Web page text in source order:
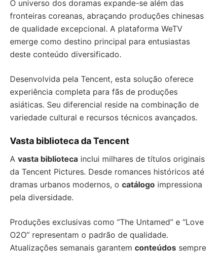
O universo dos doramas expande-se além das
fronteiras coreanas, abraçando produções chinesas
de qualidade excepcional. A plataforma WeTV
emerge como destino principal para entusiastas
deste conteúdo diversificado.
Desenvolvida pela Tencent, esta solução oferece
experiência completa para fãs de produções
asiáticas. Seu diferencial reside na combinação de
variedade cultural e recursos técnicos avançados.
Vasta biblioteca da Tencent
A vasta biblioteca inclui milhares de títulos originais
da Tencent Pictures. Desde romances históricos até
dramas urbanos modernos, o catálogo impressiona
pela diversidade.
Produções exclusivas como “The Untamed” e “Love
O2O” representam o padrão de qualidade.
Atualizações semanais garantem conteúdos sempre